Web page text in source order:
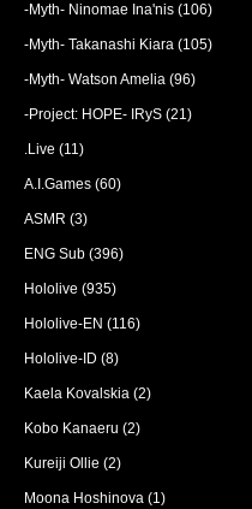
-Myth- Ninomae Ina'nis (106)
-Myth- Takanashi Kiara (105)
-Myth- Watson Amelia (96)
-Project: HOPE- IRyS (21)
.Live (11)
A.I.Games (60)
ASMR (3)
ENG Sub (396)
Hololive (935)
Hololive-EN (116)
Hololive-ID (8)
Kaela Kovalskia (2)
Kobo Kanaeru (2)
Kureiji Ollie (2)
Moona Hoshinova (1)